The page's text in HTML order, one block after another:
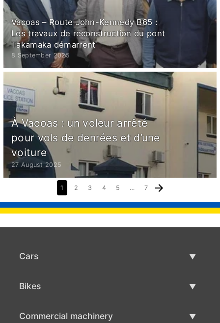
Vacoas – Route John-Kennedy B65 :
Les travaux de reconstruction du pont
Takamaka démarrent
8 September 2025
À Vacoas : un voleur arrêté
pour vols de denrées et d’une
voiture
27 August 2025
1 2 3 4 5 … 7
Cars
Bikes
Commercial machinery